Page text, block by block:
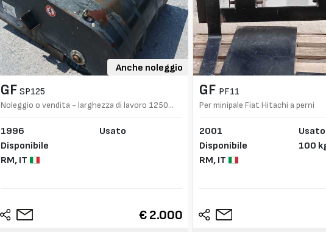
Anche noleggio
GF SP125
Noleggio o vendita - larghezza di lavoro 1250
1996
Disponibile
RM,IT
Usato
€ 2.000
GF PF11
Per minipale Fiat Hitachi a perni
2001
Disponibile
RM, IT
Usato
100